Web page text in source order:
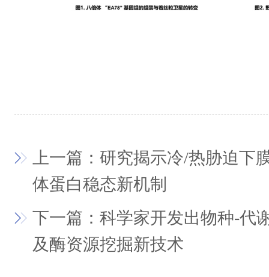
上一篇：研究揭示冷/热胁迫下
体蛋白稳态新机制
下一篇：科学家开发出物种-代
及酶资源挖掘新技术